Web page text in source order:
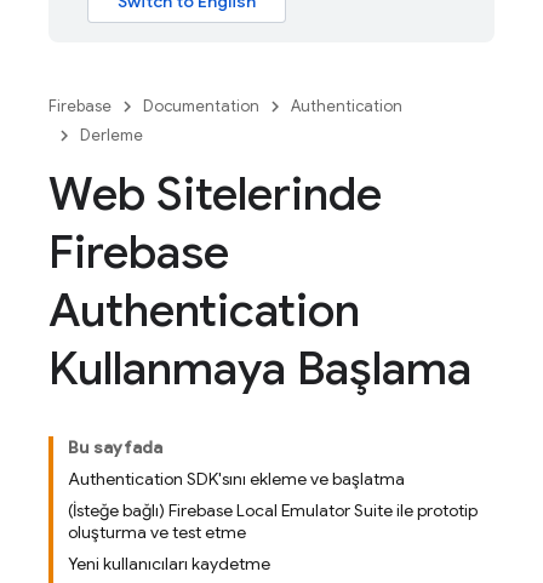
Firebase Documentation
Authentication
Derleme
Web Sitelerinde
Firebase
Authentication
Kullanmaya Başlama
Bu sayfada
Authentication SDK'sını ekleme ve başlatma
(İsteğe bağlı) Firebase Local Emulator Suite ile prototip
oluşturma ve test etme
Yeni kullanıcıları kaydetme